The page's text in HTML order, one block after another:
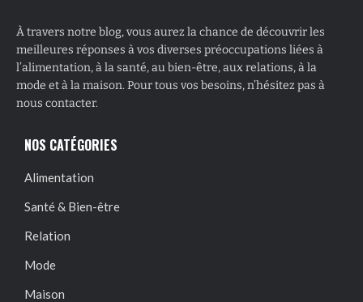
À travers notre blog, vous aurez la chance de découvrir les
meilleures réponses à vos diverses préoccupations liées à
l’alimentation, à la santé, au bien-être, aux relations, à la
mode et à la maison. Pour tous vos besoins, n’hésitez pas à
nous contacter.
NOS CATÉGORIES
Alimentation
Santé & Bien-être
Relation
Mode
Maison